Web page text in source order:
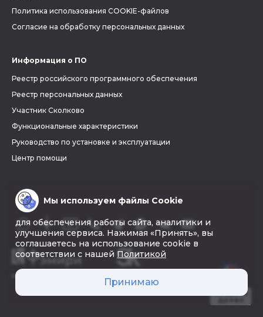
Политика использования COOKIE-файлов
Согласие на обработку персональных данных
Информация о ПО
Реестр российского программного обеспечения
Реестр персональных данных
Участник Сколково
Функциональные характеристики
Руководство по установке и эксплуатации
Центр помощи
© 2026 «Фэмири»
Мы используем файлы Cookie
для обеспечения работы сайта, аналитики и
улучшения сервиса. Нажимая «Принять», вы
соглашаетесь на использование cookie в
соответствии с нашей Политикой
Принимаю
Создать